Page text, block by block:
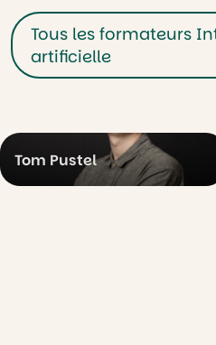
Tous les formateurs
artificielle
Tom Pustel